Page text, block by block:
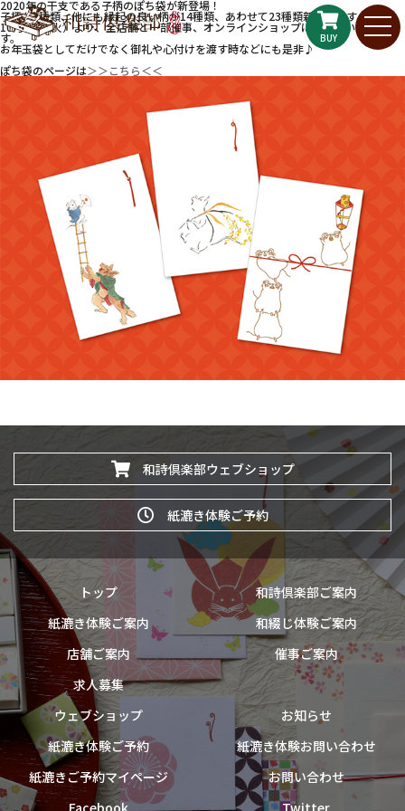
BUY
2020年の干支である子柄のぽち袋が新登場！
子柄が9種類、他にも縁起の良い柄が14種類、あわせて23種類新発売です！
10月1日（火）より、全店舗と一部催事、オンラインショップにて発売いたしま
す。
お年玉袋としてだけでなく御礼や心付けを渡す時などにも是非♪
ぽち袋のページは＞＞こちら＜＜
和詩倶楽部ウェブショップ
紙漉き体験ご予約
トップ
和詩倶楽部ご案内
紙漉き体験ご案内
和綴じ体験ご案内
店舗ご案内
催事ご案内
求人募集
ウェブショップ
お知らせ
紙漉き体験ご予約
紙漉き体験お問い合わせ
紙漉きご予約マイページ
お問い合わせ
Facebook
Twitter